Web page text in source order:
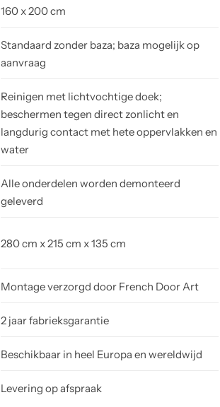
160 x 200 cm
Standaard zonder baza; baza mogelijk op
aanvraag
Reinigen met lichtvochtige doek;
beschermen tegen direct zonlicht en
langdurig contact met hete oppervlakken en
water
Alle onderdelen worden demonteerd
geleverd
280 cm x 215 cm x 135 cm
Montage verzorgd door French Door Art
2 jaar fabrieksgarantie
Beschikbaar in heel Europa en wereldwijd
Levering op afspraak